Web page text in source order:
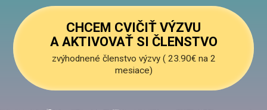
CHCEM CVIČIŤ VÝZVU
A AKTIVOVAŤ SI ČLENSTVO
zvýhodnené členstvo výzvy ( 23.90€ na 2
mesiace)